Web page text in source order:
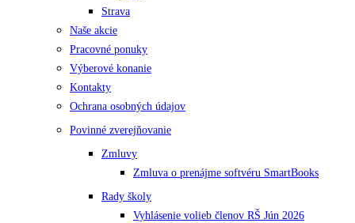
Strava
Naše akcie
Pracovné ponuky
Výberové konanie
Kontakty
Ochrana osobných údajov
Povinné zverejňovanie
Zmluvy
Zmluva o prenájme softvéru SmartBooks
Rady školy
Vyhlásenie volieb členov RŠ Jún 2026